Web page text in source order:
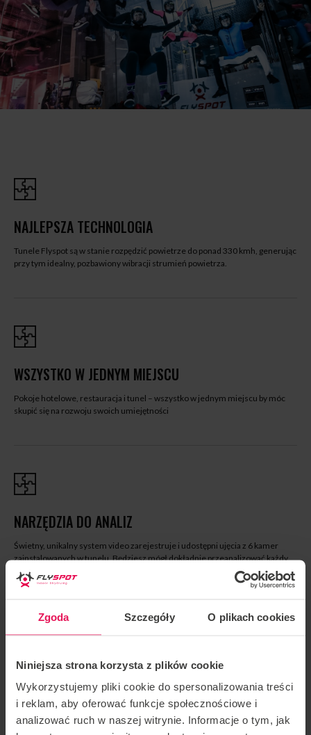
Zgoda Szczegóły O plikach cookies
Niniejsza strona korzysta z plików cookie
Wykorzystujemy pliki cookie do spersonalizowania treści
i reklam, aby oferować funkcje społecznościowe i
analizować ruch w naszej witrynie. Informacje o tym, jak
NAJLEPSZA TECHNOLOGIA
Tunele Flyspot są w stanie rozpędzić powietrze do ponad 330 kmh, generując
przy tym idealny, pozbawiony wibracji strumień powietrza.
WSZYSTKO W JEDNYM MIEJSCU
Pokoje hotelowe, restauracja i tunel – wszystko w jednym miejscu by móc
skupić się na rozwoju swoich umiejętności
NARZĘDZIA DO ANALIZ
Świetny, unikalny system video zarejestruje i udostępni ujęcia z 6 kamer
zainstalowanych w tunelu. Będziesz mógł dokładnie przeanalizować każdy
swój lot i zabrać filmy ze sobą po zakończeniu campu – to wszystko w cenie!
NAJLEPSI INSTRUKTORZY
We Flyspot swoje campy organizują najlepsi z najlepszych. Sprawdź nasz
kalendarz i wybierz coś dla siebie!